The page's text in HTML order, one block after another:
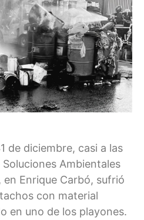
de diciembre, casi a las
Ambientales
en Enrique Carbó, sufrió
con material
en uno de los playones.